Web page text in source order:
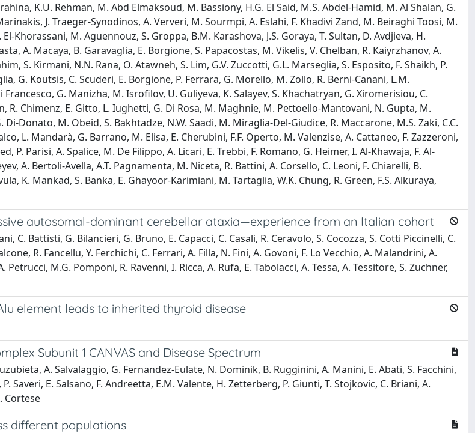
K.U. Rehman, M. Abd Elmaksoud, M. Bassiony, H.G. El Said, M.S. Abdel-Hamid, M. Al Shalan, G.
J. Traeger-Synodinos, A. Ververi, M. Sourmpi, A. Eslahi, F. Khadivi Zand, M. Beiraghi Toosi, M.
Khorassani, M. Aguennouz, S. Groppa, B.M. Karashova, J.S. Goraya, T. Sultan, D. Avdjieva, H.
A. Macaya, B. Garavaglia, E. Borgione, S. Papacostas, M. Vikelis, V. Chelban, R. Kaiyrzhanov, A.
S. Kirmani, N.N. Rana, O. Atawneh, S. Lim, G.V. Zuccotti, G.L. Marseglia, S. Esposito, F. Shaikh, P.
G. Koutsis, C. Scuderi, E. Borgione, P. Ferrara, G. Morello, M. Zollo, R. Berni-Canani, L.M.
G. Manizha, M. Isrofilov, U. Guliyeva, K. Salayev, S. Khachatryan, G. Xiromerisiou, C.
R. Chimenz, E. Gitto, L. Iughetti, G. Di Rosa, M. Maghnie, M. Pettoello-Mantovani, N. Gupta, M.
Donato, M. Obeid, S. Bakhtadze, N.W. Saadi, M. Miraglia-Del-Giudice, R. Maccarone, M.S. Zaki, C.C.
L. Mandarà, G. Barrano, M. Elisa, E. Cherubini, F.F. Operto, M. Valenzise, A. Cattaneo, F. Zazzeroni,
P. Parisi, A. Spalice, M. De Filippo, A. Licari, E. Trebbi, F. Romano, G. Heimer, I. Al-Khawaja, F. Al-
A. Bertoli-Avella, A.T. Pagnamenta, M. Niceta, R. Battini, A. Corsello, C. Leoni, F. Chiarelli, B.
K. Mankad, S. Banka, E. Ghayoor-Karimiani, M. Tartaglia, W.K. Chung, R. Green, F.S. Alkuraya,
autosomal-dominant cerebellar ataxia—experience from an Italian cohort
C. Battisti, G. Bilancieri, G. Bruno, E. Capacci, C. Casali, R. Ceravolo, S. Cocozza, S. Cotti Piccinelli, C.
R. Fancellu, Y. Ferchichi, C. Ferrari, A. Filla, N. Fini, A. Govoni, F. Lo Vecchio, A. Malandrini, A.
M.G. Pomponi, R. Ravenni, I. Ricca, A. Rufa, E. Tabolacci, A. Tessa, A. Tessitore, S. Zuchner,
element leads to inherited thyroid disease
Subunit 1 CANVAS and Disease Spectrum
A. Salvalaggio, G. Fernandez-Eulate, N. Dominik, B. Rugginini, A. Manini, E. Abati, S. Facchini,
Saveri, E. Salsano, F. Andreetta, E.M. Valente, H. Zetterberg, P. Giunti, T. Stojkovic, C. Briani, A.
Cortese
different populations